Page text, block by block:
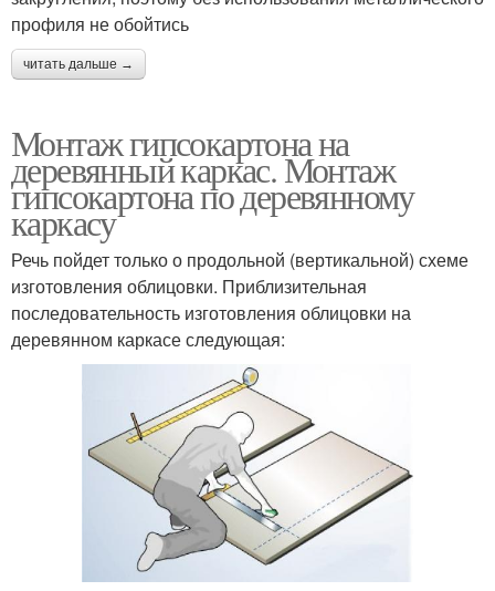
профиля не обойтись
читать дальше →
Монтаж гипсокартона на
деревянный каркас. Монтаж
гипсокартона по деревянному
каркасу
Речь пойдет только о продольной (вертикальной) схеме
изготовления облицовки. Приблизительная
последовательность изготовления облицовки на
деревянном каркасе следующая: